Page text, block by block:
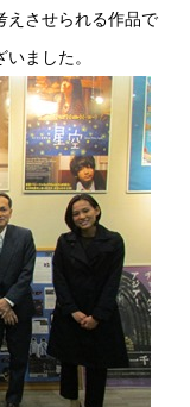
えさせられる作品で
ました。